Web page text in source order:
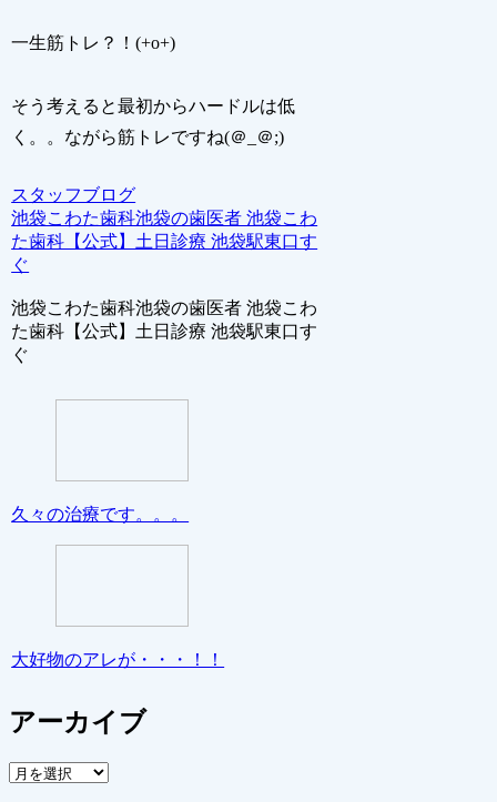
一生筋トレ？！(+o+)
そう考えると最初からハードルは低
く。。ながら筋トレですね(＠_＠;)
スタッフブログ
池袋こわた歯科池袋の歯医者 池袋こわ
た歯科【公式】土日診療 池袋駅東口す
ぐ
池袋こわた歯科池袋の歯医者 池袋こわ
た歯科【公式】土日診療 池袋駅東口す
ぐ
久々の治療です。。。
大好物のアレが・・・！！
アーカイブ
ア